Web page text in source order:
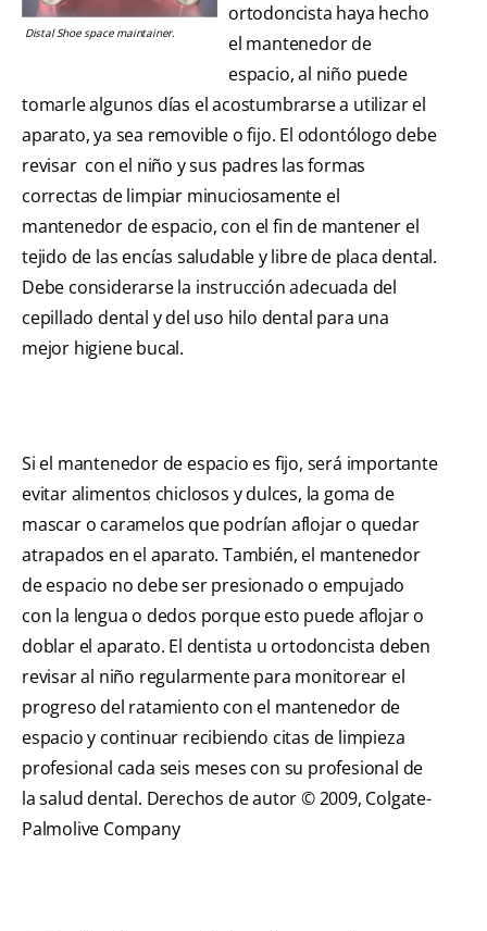
Distal Shoe space maintainer.
ortodoncista haya hecho
el mantenedor de
espacio, al niño puede
tomarle algunos días el acostumbrarse a utilizar el
aparato, ya sea removible o fijo. El odontólogo debe
revisar con el niño y sus padres las formas
correctas de limpiar minuciosamente el
mantenedor de espacio, con el fin de mantener el
tejido de las encías saludable y libre de placa dental.
Debe considerarse la instrucción adecuada del
cepillado dental y del uso hilo dental para una
mejor higiene bucal.
Si el mantenedor de espacio es fijo, será importante
evitar alimentos chiclosos y dulces, la goma de
mascar o caramelos que podrían aflojar o quedar
atrapados en el aparato. También, el mantenedor
de espacio no debe ser presionado o empujado
con la lengua o dedos porque esto puede aflojar o
doblar el aparato. El dentista u ortodoncista deben
revisar al niño regularmente para monitorear el
progreso del ratamiento con el mantenedor de
espacio y continuar recibiendo citas de limpieza
profesional cada seis meses con su profesional de
la salud dental. Derechos de autor © 2009, Colgate-
Palmolive Company